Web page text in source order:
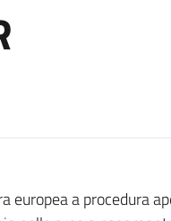
europea a procedura